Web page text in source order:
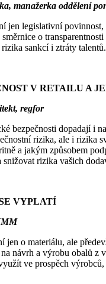
manažerka oddělení
jen legislativní
o
sankcí i ztráty talentů.
V RETAILU A
regfor
bezpečnosti dopadají i
rizika, ale i rizika
a jakým způsobem
rizika vašich
VYPLATÍ
jen o materiálu, ale
návrh a výrobu obalů
ve prospěch